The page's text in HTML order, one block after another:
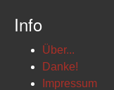
Info
Über...
Danke!
Impressum